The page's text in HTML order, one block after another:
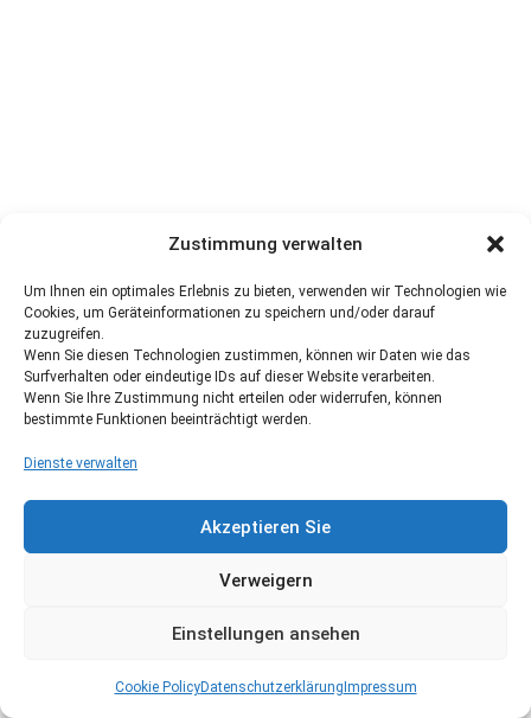
Zustimmung verwalten
Um Ihnen ein optimales Erlebnis zu bieten, verwenden wir Technologien wie
Cookies, um Geräteinformationen zu speichern und/oder darauf
zuzugreifen.
Wenn Sie diesen Technologien zustimmen, können wir Daten wie das
Surfverhalten oder eindeutige IDs auf dieser Website verarbeiten.
Wenn Sie Ihre Zustimmung nicht erteilen oder widerrufen, können
bestimmte Funktionen beeinträchtigt werden.
Dienste verwalten
Akzeptieren Sie
Verweigern
Einstellungen ansehen
Cookie PolicyDatenschutzerklärung Impressum